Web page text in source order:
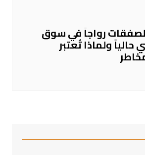
رواجاً في سوق
حالياً ولماذا تُعتبر